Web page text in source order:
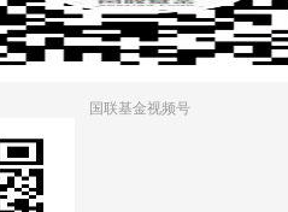
国联基金视频号